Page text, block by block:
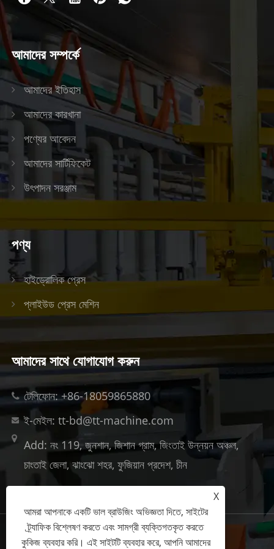
আমাদের সম্পর্কে
আমাদের ইতিহাস
আমাদের কারখানা
পণ্যের আবেদন
আমাদের সার্টিফিকেট
উৎপাদন সরঞ্জাম
পণ্য
হাইড্রোলিক প্রেস
প্লাইউড প্রেস মেশিন
আমাদের সাথে যোগাযোগ করুন
টেলিফোন: +86-18059865880
ই-মেইল: tt-bd@tt-machine.com
Add: নং 119, জুনশান, জিশান গ্রাম, জিংতাই উন্নয়ন অঞ্চল,
চাংতাই ​​জেলা, ঝাংঝো শহর, ফুজিয়ান প্রদেশ, চীন
Links Sitemap RSS XML গোপনীয়তা নীতি
X
আমরা আপনাকে একটি ভাল ব্রাউজিং অভিজ্ঞতা দিতে, সাইটের
ট্র্যাফিক বিশ্লেষণ করতে এবং সামগ্রী ব্যক্তিগতকৃত করতে
কুকিজ ব্যবহার করি। এই সাইটটি ব্যবহার করে, আপনি আমাদের